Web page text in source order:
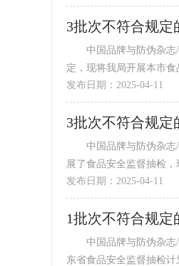
3批次不符合规定
中国品牌与防伪杂志/中国品牌质量网讯 ( 作者 张忠 ) 根据《中华
定，现将我局开展本市
发布日期：2025-04-11
3批次不符合规定
中国品牌与防伪杂志/中国品牌质量网讯 ( 作者 张忠 ) 根据《中华
展了食品安全监督抽检
发布日期：2025-04-11
1批次不符合规定
中国品牌与防伪杂志/中国品牌质量网讯 ( 作者 张忠 ) 根据《中华
东省食品安全监督抽检